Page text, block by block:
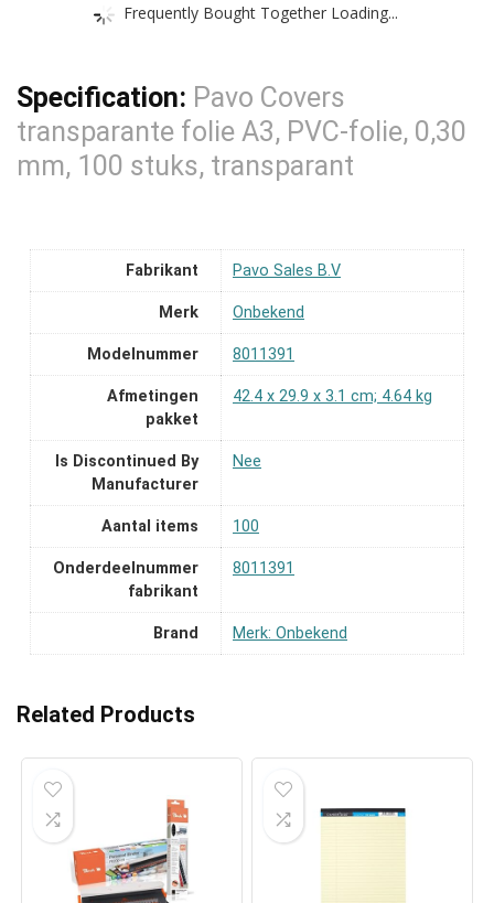
Frequently Bought Together Loading...
Specification: Pavo Covers
transparante folie A3, PVC-folie, 0,30
mm, 100 stuks, transparant
Fabrikant ‎Pavo Sales B.V
Merk ‎Onbekend
Modelnummer ‎8011391
Afmetingen
pakket
‎42.4 x 29.9 x 3.1 cm; 4.64 kg
Is Discontinued By
Manufacturer
‎Nee
Aantal items ‎100
Onderdeelnummer
fabrikant
‎8011391
Brand Merk: Onbekend
Related Products